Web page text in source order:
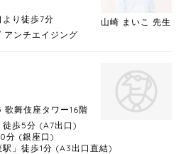
山崎 まいこ 先生
り徒歩7分
アンチエイジング
歌舞伎座タワー16階
徒歩5分 (A7出口)
分 (銀座口)
」徒歩1分 (A3出口直結)